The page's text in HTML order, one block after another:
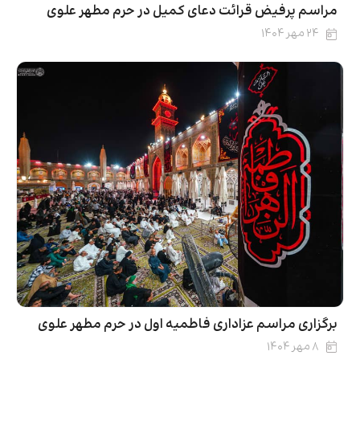
مراسم پرفیض قرائت دعای کمیل در حرم مطهر علوی
۲۴ مهر ۱۴۰۴
برگزاری مراسم عزاداری فاطمیه اول در حرم مطهر علوی
۸ مهر ۱۴۰۴